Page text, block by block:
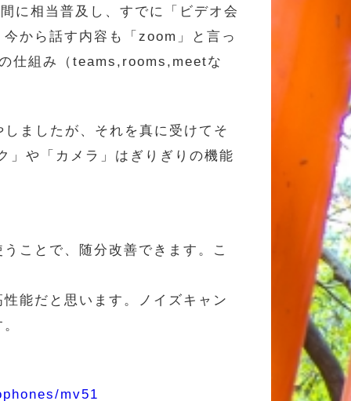
に相当普及し、すでに「ビデオ会
から話す内容も「zoom」と言っ
仕組み（teams,rooms,meetな
ましたが、それを真に受けてそ
」や「カメラ」はぎりぎりの機能
ことで、随分改善できます。こ
能だと思います。ノイズキャン
mv51